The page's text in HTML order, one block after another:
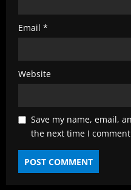
Email *
Website
Save my name, email,
the next time I